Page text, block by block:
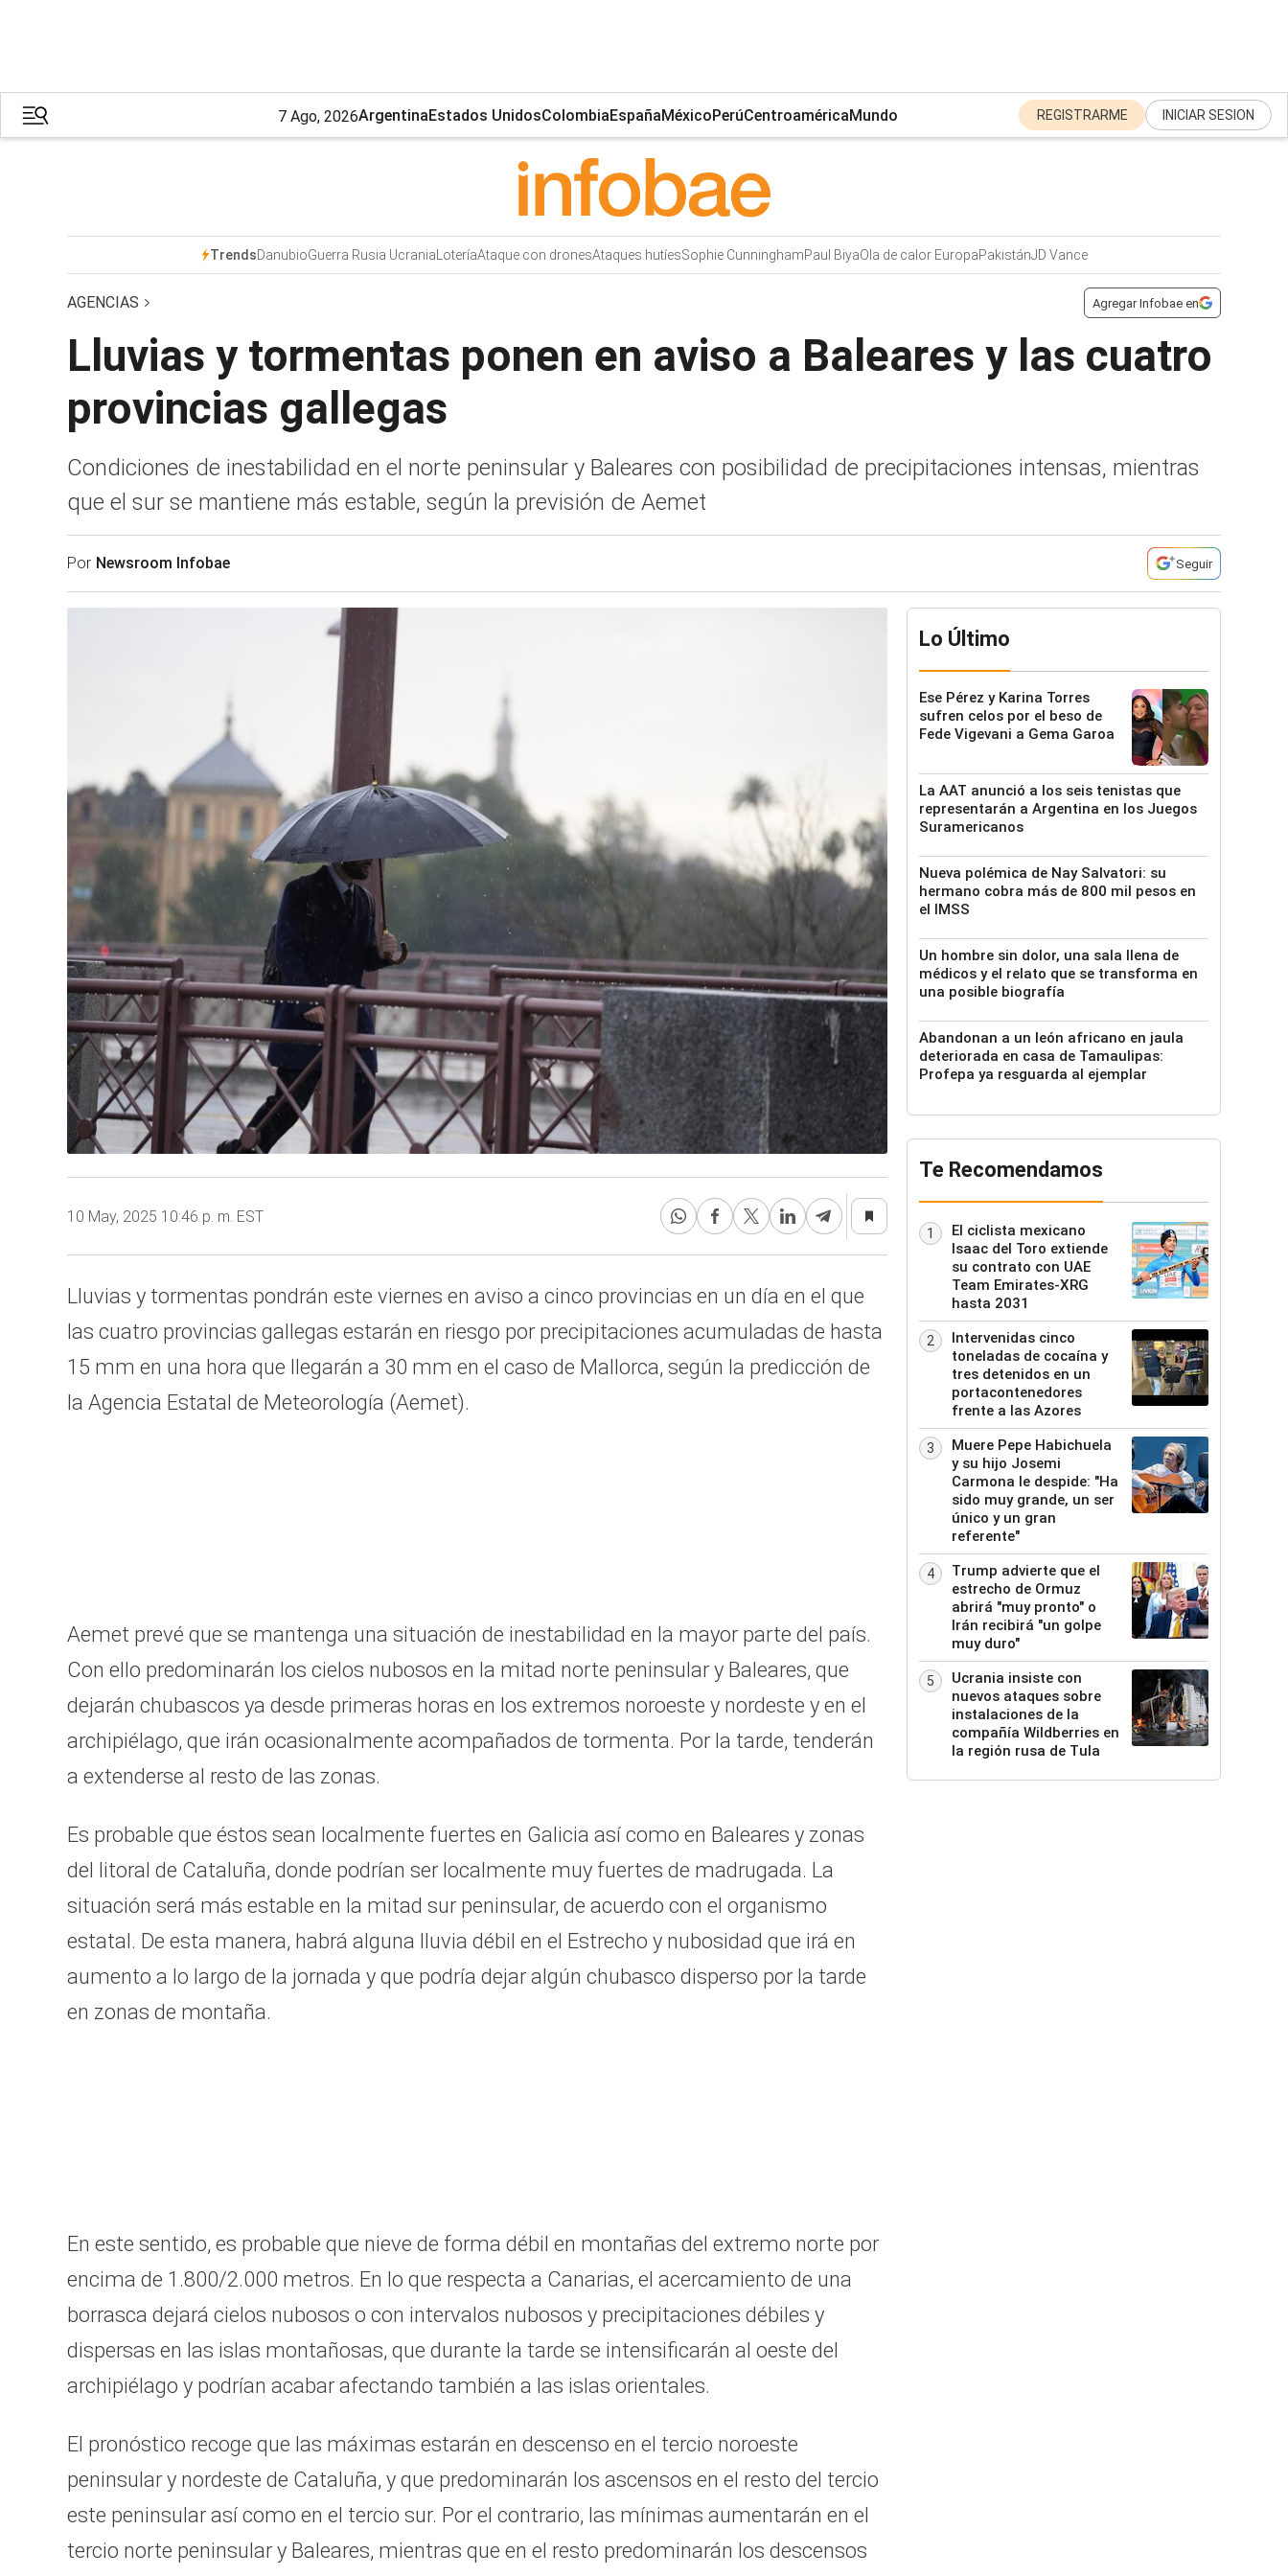
7 Ago, 2026ArgentinaEstados UnidosColombiaEspañaMéxicoPerúCentroaméricaMundo REGISTRARME INICIAR SESION
TrendsDanubioGuerra Rusia UcraniaLoteríaAtaque con dronesAtaques hutíesSophie CunninghamPaul BiyaOla de calor EuropaPakistánJD Vance
AGENCIAS Agregar Infobae en
Lluvias y tormentas ponen en aviso a Baleares y las cuatro
provincias gallegas
Condiciones de inestabilidad en el norte peninsular y Baleares con posibilidad de precipitaciones intensas, mientras
que el sur se mantiene más estable, según la previsión de Aemet
Por Newsroom Infobae Seguir
10 May, 2025 10:46 p. m. EST
Lluvias y tormentas pondrán este viernes en aviso a cinco provincias en un día en el que
las cuatro provincias gallegas estarán en riesgo por precipitaciones acumuladas de hasta
15 mm en una hora que llegarán a 30 mm en el caso de Mallorca, según la predicción de
la Agencia Estatal de Meteorología (Aemet).
Aemet prevé que se mantenga una situación de inestabilidad en la mayor parte del país.
Con ello predominarán los cielos nubosos en la mitad norte peninsular y Baleares, que
dejarán chubascos ya desde primeras horas en los extremos noroeste y nordeste y en el
archipiélago, que irán ocasionalmente acompañados de tormenta. Por la tarde, tenderán
a extenderse al resto de las zonas.
Es probable que éstos sean localmente fuertes en Galicia así como en Baleares y zonas
del litoral de Cataluña, donde podrían ser localmente muy fuertes de madrugada. La
situación será más estable en la mitad sur peninsular, de acuerdo con el organismo
estatal. De esta manera, habrá alguna lluvia débil en el Estrecho y nubosidad que irá en
aumento a lo largo de la jornada y que podría dejar algún chubasco disperso por la tarde
en zonas de montaña.
En este sentido, es probable que nieve de forma débil en montañas del extremo norte por
encima de 1.800/2.000 metros. En lo que respecta a Canarias, el acercamiento de una
borrasca dejará cielos nubosos o con intervalos nubosos y precipitaciones débiles y
dispersas en las islas montañosas, que durante la tarde se intensificarán al oeste del
archipiélago y podrían acabar afectando también a las islas orientales.
El pronóstico recoge que las máximas estarán en descenso en el tercio noroeste
peninsular y nordeste de Cataluña, y que predominarán los ascensos en el resto del tercio
este peninsular así como en el tercio sur. Por el contrario, las mínimas aumentarán en el
tercio norte peninsular y Baleares, mientras que en el resto predominarán los descensos
Lo Último
Ese Pérez y Karina Torres
sufren celos por el beso de
Fede Vigevani a Gema Garoa
La AAT anunció a los seis tenistas que
representarán a Argentina en los Juegos
Suramericanos
Nueva polémica de Nay Salvatori: su
hermano cobra más de 800 mil pesos en
el IMSS
Un hombre sin dolor, una sala llena de
médicos y el relato que se transforma en
una posible biografía
Abandonan a un león africano en jaula
deteriorada en casa de Tamaulipas:
Profepa ya resguarda al ejemplar
Te Recomendamos
1
El ciclista mexicano
Isaac del Toro extiende
su contrato con UAE
Team Emirates-XRG
hasta 2031
2
Intervenidas cinco
toneladas de cocaína y
tres detenidos en un
portacontenedores
frente a las Azores
3
Muere Pepe Habichuela
y su hijo Josemi
Carmona le despide: "Ha
sido muy grande, un ser
único y un gran
referente"
4
Trump advierte que el
estrecho de Ormuz
abrirá "muy pronto" o
Irán recibirá "un golpe
muy duro"
5
Ucrania insiste con
nuevos ataques sobre
instalaciones de la
compañía Wildberries en
la región rusa de Tula